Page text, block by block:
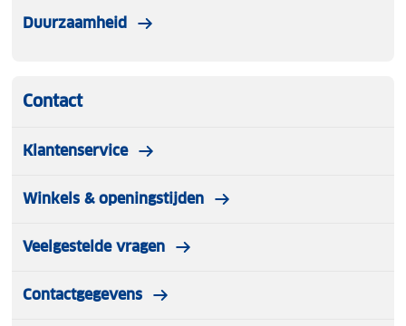
Duurzaamheid
Contact
Klantenservice
Winkels & openingstijden
Veelgestelde vragen
Contactgegevens